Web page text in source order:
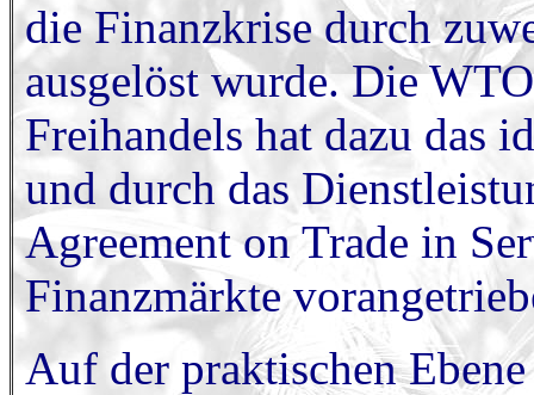
die Finanzkrise durch
ausgelöst wurde. Die
Freihandels hat dazu das
und durch das
Agreement on Trade in
Finanzmärkte
Auf der praktischen